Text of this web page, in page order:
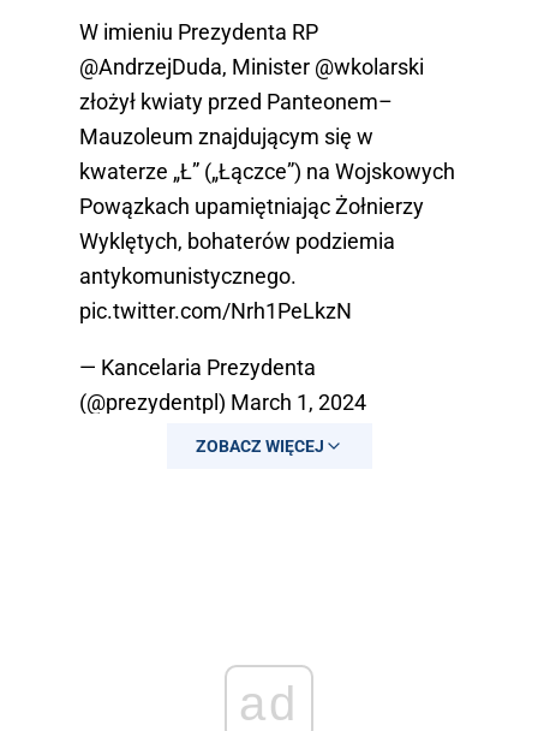
W imieniu Prezydenta RP
@AndrzejDuda, Minister @wkolarski
złożył kwiaty przed Panteonem–
Mauzoleum znajdującym się w
kwaterze „Ł” („Łączce”) na Wojskowych
Powązkach upamiętniając Żołnierzy
Wyklętych, bohaterów podziemia
antykomunistycznego.
pic.twitter.com/Nrh1PeLkzN
— Kancelaria Prezydenta
(@prezydentpl) March 1, 2024
ZOBACZ WIĘCEJ
ad